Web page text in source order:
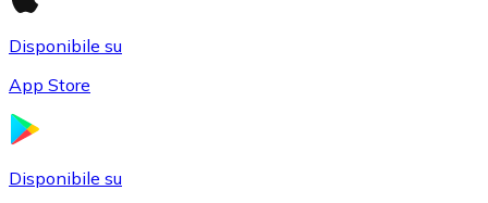
Disponibile su
App Store
Disponibile su